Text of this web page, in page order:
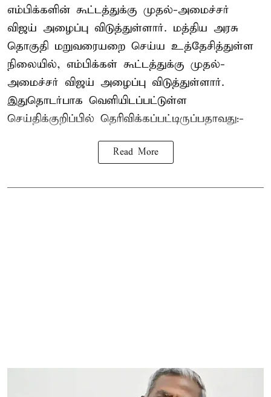
எம்பிக்களின் கூட்டத்துக்கு முதல்-அமைச்சர்
விஜய் அழைப்பு விடுத்துள்ளார். மத்திய அரசு
தொகுதி மறுவரையறை செய்ய உத்தேசித்துள்ள
நிலையில், எம்பிக்கள் கூட்டத்துக்கு முதல்-
அமைச்சர் விஜய் அழைப்பு விடுத்துள்ளார்.
இதுதொடர்பாக வெளியிடப்பட்டுள்ள
செய்திக்குறிப்பில் தெரிவிக்கப்பட்டிருப்பதாவது:-
Read More